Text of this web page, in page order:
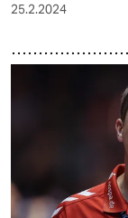
25.2.2024